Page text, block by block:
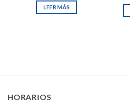
LEER MÁS
HORARIOS